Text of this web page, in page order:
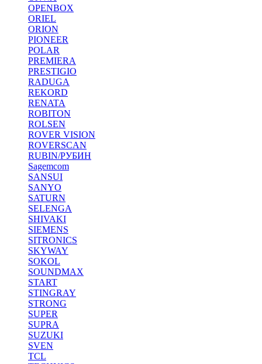
OPENBOX
ORIEL
ORION
PIONEER
POLAR
PREMIERA
PRESTIGIO
RADUGA
REKORD
RENATA
ROBITON
ROLSEN
ROVER VISION
ROVERSCAN
RUBIN/РУБИН
Sagemcom
SANSUI
SANYO
SATURN
SELENGA
SHIVAKI
SIEMENS
SITRONICS
SKYWAY
SOKOL
SOUNDMAX
START
STINGRAY
STRONG
SUPER
SUPRA
SUZUKI
SVEN
TCL